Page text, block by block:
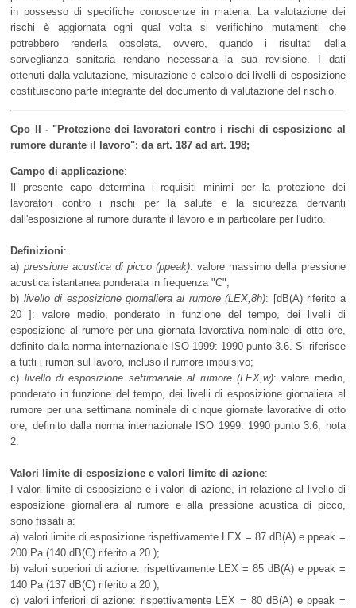
in possesso di specifiche conoscenze in materia. La valutazione dei
rischi è aggiornata ogni qual volta si verifichino mutamenti che
potrebbero renderla obsoleta, ovvero, quando i risultati della
sorveglianza sanitaria rendano necessaria la sua revisione. I dati
ottenuti dalla valutazione, misurazione e calcolo dei livelli di esposizione
costituiscono parte integrante del documento di valutazione del rischio.
Cpo II - "Protezione dei lavoratori contro i rischi di esposizione al
rumore durante il lavoro": da art. 187 ad art. 198;
Campo di applicazione:
Il presente capo determina i requisiti minimi per la protezione dei
lavoratori contro i rischi per la salute e la sicurezza derivanti
dall'esposizione al rumore durante il lavoro e in particolare per l'udito.
Definizioni:
a) pressione acustica di picco (ppeak): valore massimo della pressione
acustica istantanea ponderata in frequenza "C";
b) livello di esposizione giornaliera al rumore (LEX,8h): [dB(A) riferito a
20 ]: valore medio, ponderato in funzione del tempo, dei livelli di
esposizione al rumore per una giornata lavorativa nominale di otto ore,
definito dalla norma internazionale ISO 1999: 1990 punto 3.6. Si riferisce
a tutti i rumori sul lavoro, incluso il rumore impulsivo;
c) livello di esposizione settimanale al rumore (LEX,w): valore medio,
ponderato in funzione del tempo, dei livelli di esposizione giornaliera al
rumore per una settimana nominale di cinque giornate lavorative di otto
ore, definito dalla norma internazionale ISO 1999: 1990 punto 3.6, nota
2.
Valori limite di esposizione e valori limite di azione:
I valori limite di esposizione e i valori di azione, in relazione al livello di
esposizione giornaliera al rumore e alla pressione acustica di picco,
sono fissati a:
a) valori limite di esposizione rispettivamente LEX = 87 dB(A) e ppeak =
200 Pa (140 dB(C) riferito a 20 );
b) valori superiori di azione: rispettivamente LEX = 85 dB(A) e ppeak =
140 Pa (137 dB(C) riferito a 20 );
c) valori inferiori di azione: rispettivamente LEX = 80 dB(A) e ppeak =